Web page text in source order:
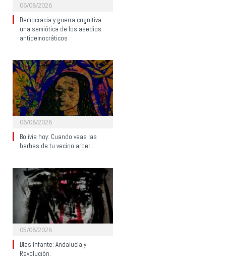
06/08/2026
Democracia y guerra cognitiva:
una semiótica de los asedios
antidemocráticos
06/08/2026
Bolivia hoy: Cuando veas las
barbas de tu vecino arder…
05/08/2026
Blas Infante: Andalucía y
Revolución.